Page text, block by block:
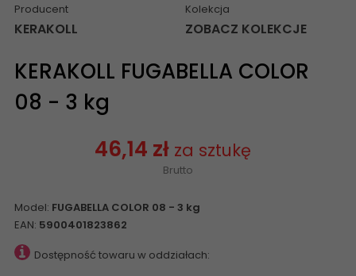
Producent
KERAKOLL
Kolekcja
ZOBACZ KOLEKCJE
KERAKOLL FUGABELLA COLOR
08 - 3 kg
46,14 zł za sztukę
Brutto
Model: FUGABELLA COLOR 08 - 3 kg
EAN: 5900401823862
Dostępność towaru w oddziałach: